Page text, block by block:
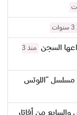
السجن
منذ 3
مسلسل "اللوتس
من أفاتار